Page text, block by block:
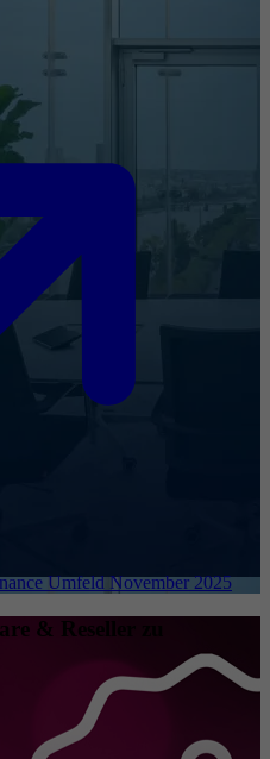
Umfeld November 2025
& Reseller zu